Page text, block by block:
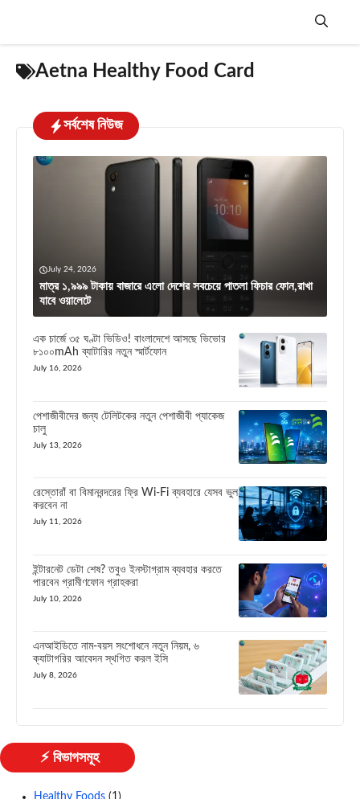
Menu
Aetna Healthy Food Card
সর্বশেষ নিউজ
July 24, 2026
মাত্র ১,৯৯৯ টাকায় বাজারে এলো দেশের সবচেয়ে পাতলা ফিচার ফোন,রাখা
যাবে ওয়ালেটে
এক চার্জে ৩৫ ঘণ্টা ভিডিও! বাংলাদেশে আসছে ভিভোর
৮১০০mAh ব্যাটারির নতুন স্মার্টফোন
July 16, 2026
পেশাজীবীদের জন্য টেলিটকের নতুন পেশাজীবী প্যাকেজ
চালু
July 13, 2026
রেস্তোরাঁ বা বিমানবন্দরের ফ্রি Wi-Fi ব্যবহারে যেসব ভুল
করবেন না
July 11, 2026
ইন্টারনেট ডেটা শেষ? তবুও ইনস্টাগ্রাম ব্যবহার করতে
পারবেন গ্রামীণফোন গ্রাহকরা
July 10, 2026
এনআইডিতে নাম-বয়স সংশোধনে নতুন নিয়ম, ৬
ক্যাটাগরির আবেদন স্থগিত করল ইসি
July 8, 2026
⚡ বিভাগসমূহ
Healthy Foods (1)